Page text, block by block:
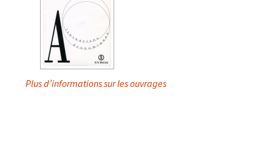
Plus d’informations sur les ouvrages